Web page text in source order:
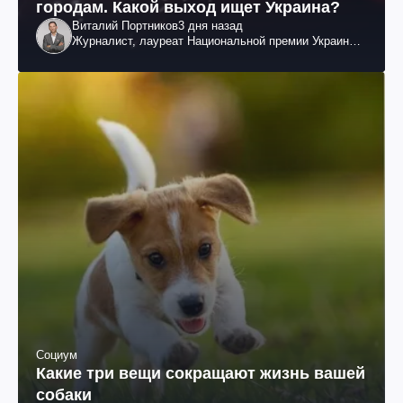
городам. Какой выход ищет Украина?
Виталий Портников3 дня назад
Журналист, лауреат Национальной премии Украины
Социум
Какие три вещи сокращают жизнь вашей
собаки